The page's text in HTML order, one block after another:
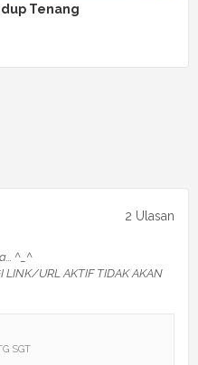
Tenang
2 Ulasan
^_^
LINK/URL AKTIF TIDAK AKAN
SGT